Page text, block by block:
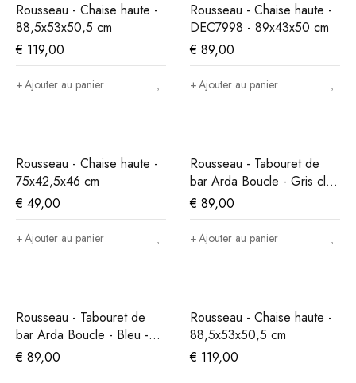
Rousseau - Chaise haute -
88,5x53x50,5 cm
€ 119,00
Ajouter au panier
Rousseau - Chaise haute -
DEC7998 - 89x43x50 cm
€ 89,00
Ajouter au panier
Rousseau - Chaise haute -
75x42,5x46 cm
€ 49,00
Ajouter au panier
Rousseau - Tabouret de
bar Arda Boucle - Gris clair
- 86x49x46 cm
€ 89,00
Ajouter au panier
Rousseau - Tabouret de
bar Arda Boucle - Bleu -
86x49x46 cm
€ 89,00
Rousseau - Chaise haute -
88,5x53x50,5 cm
€ 119,00